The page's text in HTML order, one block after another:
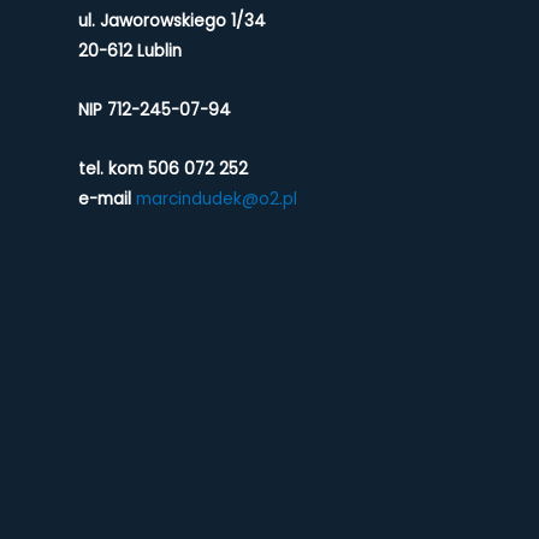
ul. Jaworowskiego 1/34
20-612 Lublin
NIP 712-245-07-94
tel. kom 506 072 252
e-mail marcindudek@o2.pl